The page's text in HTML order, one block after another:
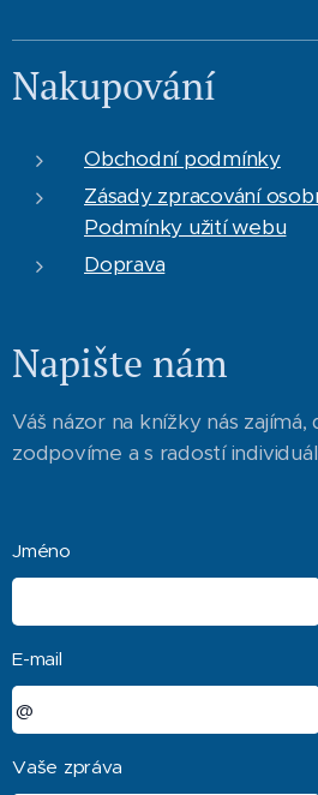
Nakupování
Obchodní podmínky
Zásady zpracování
Podmínky užití webu
Doprava
Napište nám
Váš názor na knížky nás
zodpovíme a s radostí
Jméno
E-mail
Vaše zpráva